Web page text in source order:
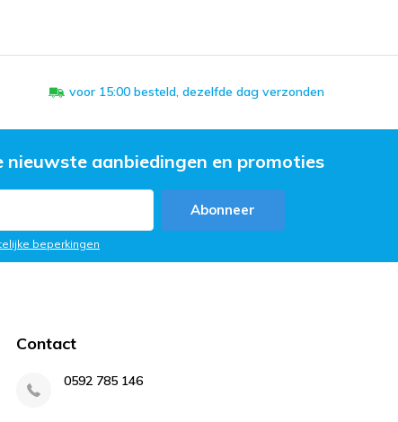
voor 15:00 besteld, dezelfde dag verzonden
nieuwste aanbiedingen en promoties
Abonneer
beperkingen
Contact
0592 785 146